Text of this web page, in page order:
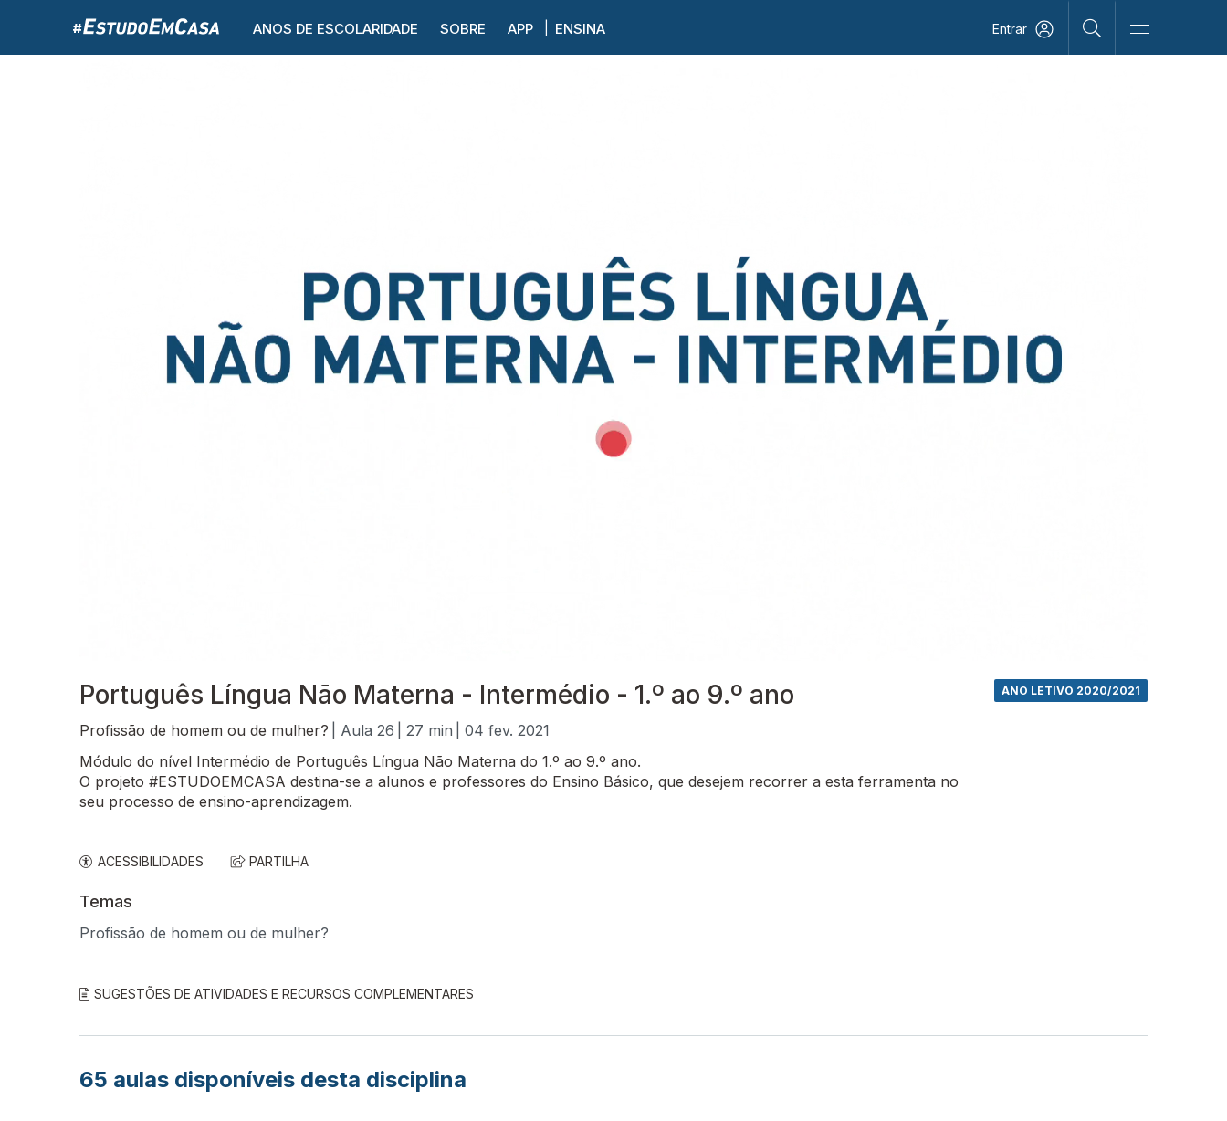
ANOS DE ESCOLARIDADE SOBRE APP ENSINA Entrar
Português Língua Não Materna - Intermédio - 1.º ao 9.º ano
Profissão de homem ou de mulher? | Aula 26 | 27 min | 04 fev. 2021
ANO LETIVO 2020/2021
Módulo do nível Intermédio de Português Língua Não Materna do 1.º ao 9.º ano.
O projeto #ESTUDOEMCASA destina-se a alunos e professores do Ensino Básico, que desejem recorrer a esta ferramenta no
seu processo de ensino-aprendizagem.
ACESSIBILIDADES PARTILHA
Temas
Profissão de homem ou de mulher?
SUGESTÕES DE ATIVIDADES E RECURSOS COMPLEMENTARES
65 aulas disponíveis desta disciplina